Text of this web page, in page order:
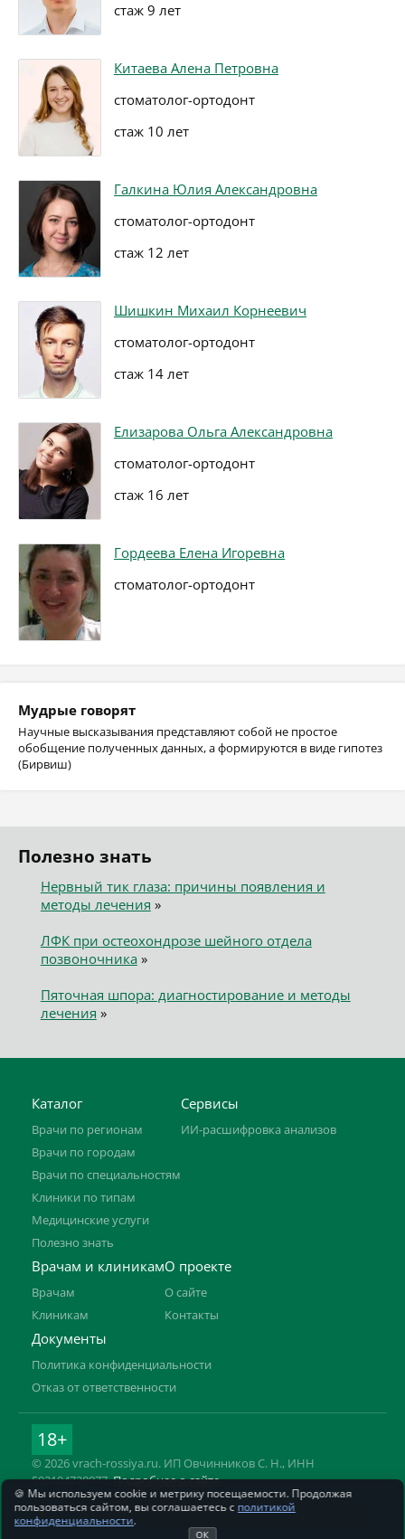
стаж 9 лет
Китаева Алена Петровна
стоматолог-ортодонт
стаж 10 лет
Галкина Юлия Александровна
стоматолог-ортодонт
стаж 12 лет
Шишкин Михаил Корнеевич
стоматолог-ортодонт
стаж 14 лет
Елизарова Ольга Александровна
стоматолог-ортодонт
стаж 16 лет
Гордеева Елена Игоревна
стоматолог-ортодонт
Мудрые говорят
Научные высказывания представляют собой не простое
обобщение полученных данных, а формируются в виде гипотез
(Бирвиш)
Полезно знать
Нервный тик глаза: причины появления и
методы лечения »
ЛФК при остеохондрозе шейного отдела
позвоночника»
Пяточная шпора: диагностирование и методы
лечения »
Каталог
Врачи по регионам
Врачи по городам
Врачи по специальностям
Клиники по типам
Медицинские услуги
Полезно знать
Сервисы
ИИ-расшифровка анализов
Врачам и клиникам
Врачам
Клиникам
О проекте
О сайте
Контакты
Документы
Политика конфиденциальности
Отказ от ответственности
18+
© 2026 vrach-rossiya.ru. ИП Овчинников С. Н., ИНН
592104728977.Подробнее о сайте
Информация на сайте не заменяет приём врача. Имеются
противопоказания, необходима консультация специалиста.
🍪 Мы используем cookie и метрику посещаемости. Продолжая
пользоваться сайтом, вы соглашаетесь с политикой
конфиденциальности.
ОК